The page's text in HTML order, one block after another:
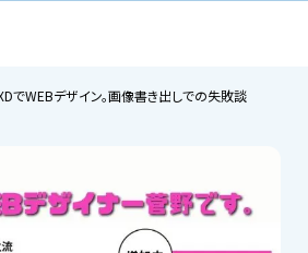
でWEBデザイン。画像書き出しでの失敗談